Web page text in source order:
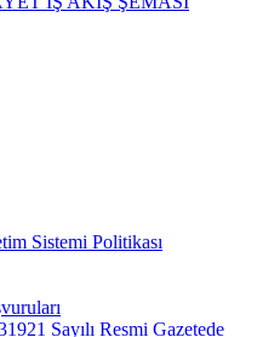
Sistemi Politikası
Sayılı Resmi Gazetede